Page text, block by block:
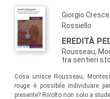
Giorgio
Rossiello
EREDITÀ
Rousseau,
tra sentieri
Cosa unisce Rousseau,
rouge è possibile individuare
presente? Rivolto non solo a